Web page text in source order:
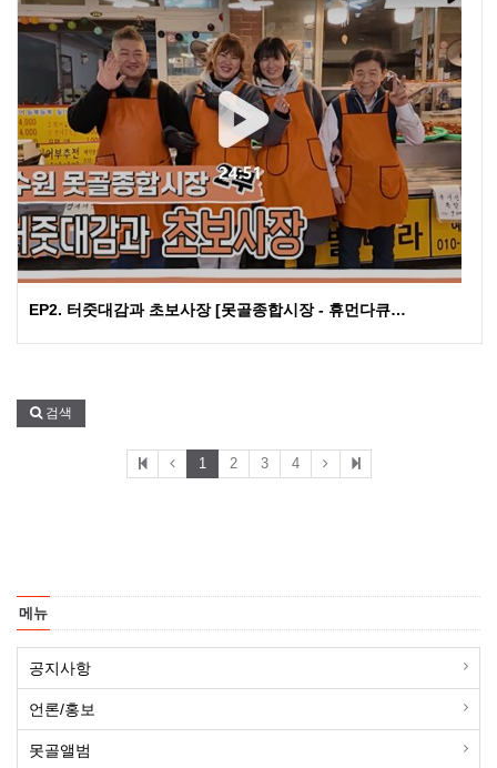
EP2. 터줏대감과 초보사장 [못골종합시장 - 휴먼다큐…
검색
1 2 3 4
메뉴
공지사항
언론/홍보
못골앨범